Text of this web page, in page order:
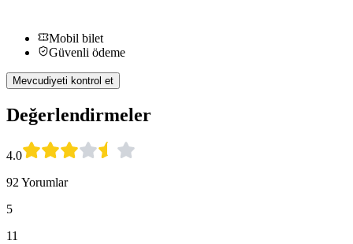
Mobil bilet
Güvenli ödeme
Mevcudiyeti kontrol et
Değerlendirmeler
4.0
92 Yorumlar
5
11